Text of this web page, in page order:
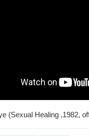
(Sexual Healing ,1982,